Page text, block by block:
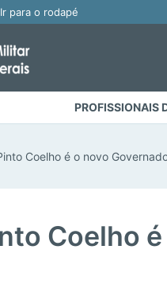
Ir para o rodapé
PROFISSIONAIS
Coelho é o novo
Coelho